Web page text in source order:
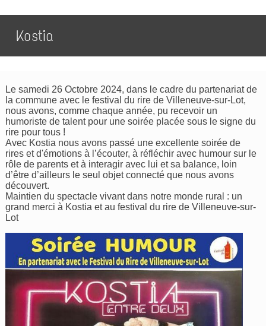
Kostia
Le samedi 26 Octobre 2024, dans le cadre du partenariat de
la commune avec le festival du rire de Villeneuve-sur-Lot,
nous avons, comme chaque année, pu recevoir un
humoriste de talent pour une soirée placée sous le signe du
rire pour tous !
Avec Kostia nous avons passé une excellente soirée de
rires et d'émotions à l’écouter, à réfléchir avec humour sur le
rôle de parents et à interagir avec lui et sa balance, loin
d’être d’ailleurs le seul objet connecté que nous avons
découvert.
Maintien du spectacle vivant dans notre monde rural : un
grand merci à Kostia et au festival du rire de Villeneuve-sur-
Lot